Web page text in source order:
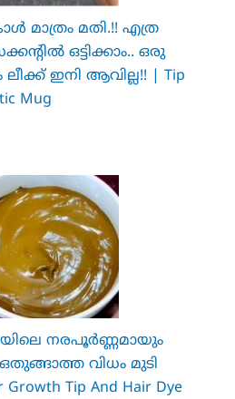
മാത്രം മതി.!! എത്ര
ഒട്ടിക്കാം.. ഒരു
ഇനി ആവില്ല!! | Tip
Mug
നരപൂർണ്ണമായും
വിധം മുടി
Tip And Hair Dye